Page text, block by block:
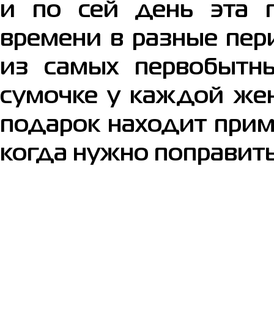
и по сей день эта
времени в разные
из самых
сумочке у каждой
подарок находит
когда нужно